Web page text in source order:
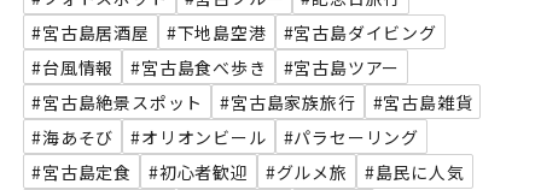
#宮古島居酒屋
#下地島空港
#宮古島ダイビング
#台風情報
#宮古島食べ歩き
#宮古島ツアー
#宮古島絶景スポット
#宮古島家族旅行
#宮古島雑貨
#海あそび
#オリオンビール
#パラセーリング
#宮古島定食
#初心者歓迎 #グルメ旅
#島民に人気